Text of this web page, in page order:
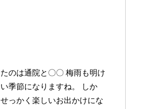
のは通院と〇〇 梅雨も明け
季節になりますね。 しか
っかく楽しいお出かけにな